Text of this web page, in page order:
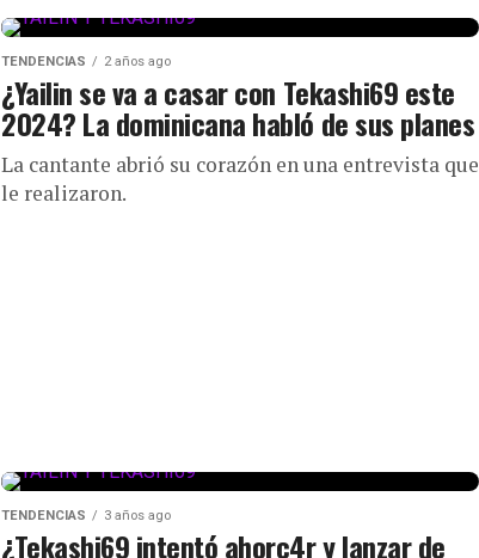
TENDENCIAS 2 años ago
¿Yailin se va a casar con Tekashi69 este
2024? La dominicana habló de sus planes
La cantante abrió su corazón en una entrevista que
le realizaron.
TENDENCIAS 3 años ago
¿Tekashi69 intentó ahorc4r y lanzar de